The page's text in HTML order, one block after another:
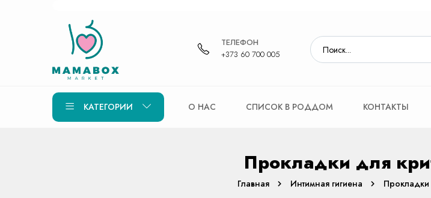
ТЕЛЕФОН
+373 60 700 005
КАТЕГОРИИ О НАС СПИСОК В РОДДОМ КОНТАКТЫ
Прокладки для
Главная Интимная гигиена Прокладки